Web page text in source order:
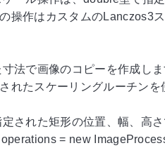
操作はカスタムのLanczos3
法で画像のコピーを作成し
れたスケーリングルーチン
された矩形の位置、幅、高
= new